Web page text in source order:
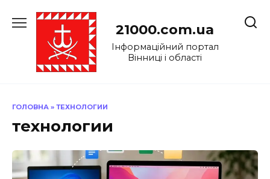
до
21000.com.ua
Інформаційний портал
Вінниці і області
ГОЛОВНА » ТЕХНОЛОГИИ
технологии